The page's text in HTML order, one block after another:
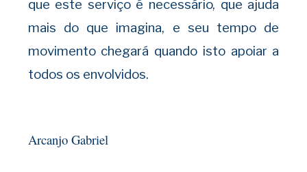
que este serviço é necessário, que ajuda
mais do que imagina, e seu tempo de
movimento chegará quando isto apoiar a
todos os envolvidos.
Arcanjo Gabriel